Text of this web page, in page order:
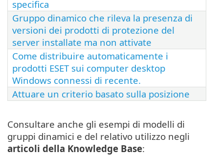
specifica
Gruppo dinamico che rileva la presenza di
versioni dei prodotti di protezione del
server installate ma non attivate
Come distribuire automaticamente i
prodotti ESET sui computer desktop
Windows connessi di recente.
Attuare un criterio basato sulla posizione
Consultare anche gli esempi di modelli di
gruppi dinamici e del relativo utilizzo negli
articoli della Knowledge Base: